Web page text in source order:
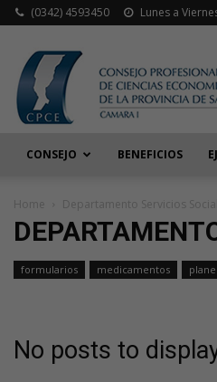
(0342) 4593450 Lunes a
CONSEJO BENEFICIOS
Home Departamento Servicios
formularios medicamentos
No posts to